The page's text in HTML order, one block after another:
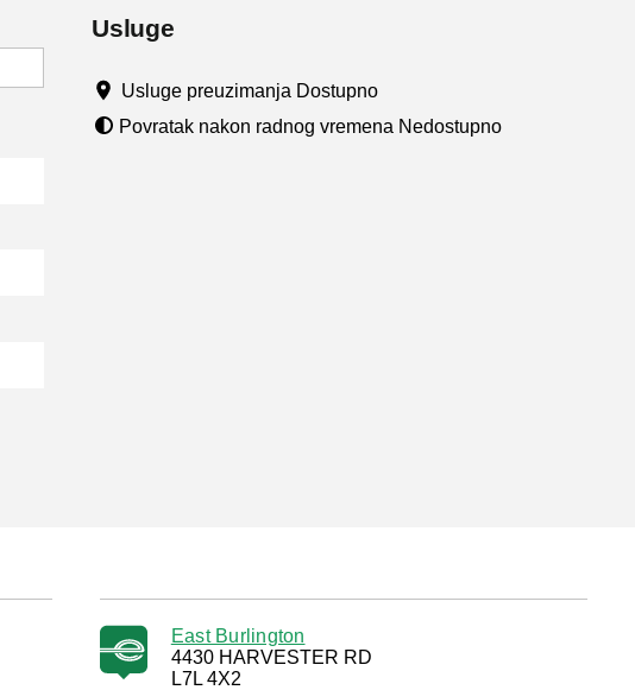
Usluge
Usluge preuzimanja Dostupno
Povratak nakon radnog vremena Nedostupno
East Burlington
4430 HARVESTER RD
L7L 4X2